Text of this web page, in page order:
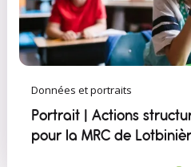
Données et portraits
Portrait | Actions
pour la MRC de